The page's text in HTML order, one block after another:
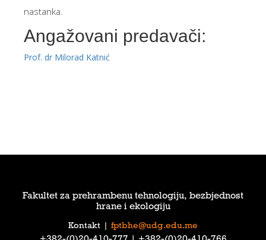
nastanka.
Angažovani predavači:
Prof. dr Milorad Katnić
Fakultet za prehrambenu tehnologiju, bezbjednost
hrane i ekologiju
Kontakt fptbhe@udg.edu.me